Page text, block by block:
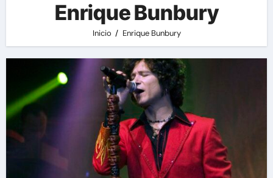
Enrique Bunbury
Inicio Enrique Bunbury